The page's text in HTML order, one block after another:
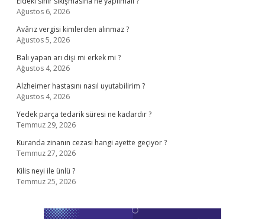
Ağustos 6, 2026
Avârız vergisi kimlerden alınmaz ?
Ağustos 5, 2026
Balı yapan arı dişi mi erkek mi ?
Ağustos 4, 2026
Alzheimer hastasını nasıl uyutabilirim ?
Ağustos 4, 2026
Yedek parça tedarik süresi ne kadardır ?
Temmuz 29, 2026
Kuranda zinanın cezası hangi ayette geçiyor ?
Temmuz 27, 2026
Kilis neyi ile ünlü ?
Temmuz 25, 2026